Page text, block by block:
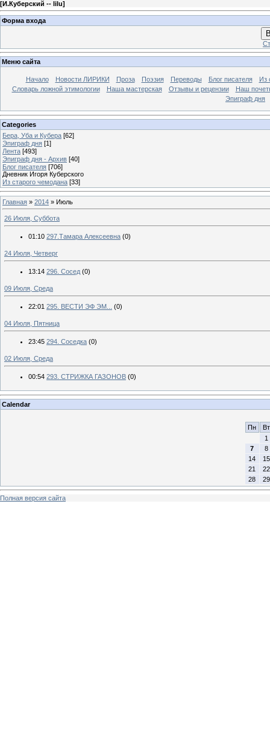
[И.Куберский -- lilu]
Форма входа
Меню сайта
Начало Новости ЛИРИКИ Проза Поэзия Переводы Блог писателя
Из
Словарь ложной этимологии
Наша мастерская Отзывы и рецензии
Наш
Эпиграф дня
Categories
Бера, Уба и Кубера [62]
Эпиграф дня [1]
Лента [493]
Эпиграф дня - Архив [40]
Блог писателя [706]
Дневник Игоря Куберского
Из старого чемодана [33]
Главная » 2014 » Июль
26 Июля, Суббота
01:10 297.Тамара Алексеевна (0)
24 Июля, Четверг
13:14 296. Сосед (0)
09 Июля, Среда
22:01 295. ВЕСТИ ЭФ ЭМ... (0)
04 Июля, Пятница
23:45 294. Соседка (0)
02 Июля, Среда
00:54 293. СТРИЖКА ГАЗОНОВ (0)
Calendar
Пн
Вт
1
7
8
14
15
21
22
28
29
Полная версия сайта